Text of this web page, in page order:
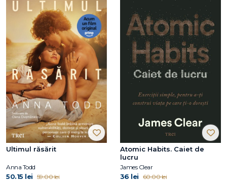
Ultimul răsărit
Anna Todd
50.15 lei 59.00 lei
Atomic Habits. Caiet de
lucru
James Clear
36 lei 60.00 lei